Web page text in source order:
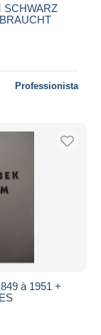
SCHWARZ
Professionista
à 1951 +